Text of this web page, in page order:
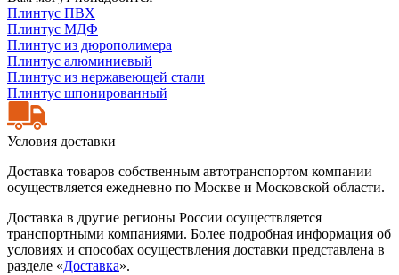
Плинтус ПВХ
Плинтус МДФ
Плинтус из дюрополимера
Плинтус алюминиевый
Плинтус из нержавеющей стали
Плинтус шпонированный
Условия доставки
Доставка товаров собственным автотранспортом компании
осуществляется ежедневно по Москве и Московской области.
Доставка в другие регионы России осуществляется
транспортными компаниями. Более подробная информация об
условиях и способах осуществления доставки представлена в
разделе «Доставка».